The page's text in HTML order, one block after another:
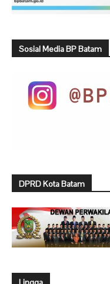
Sosial Media BP Batam
DPRD Kota Batam